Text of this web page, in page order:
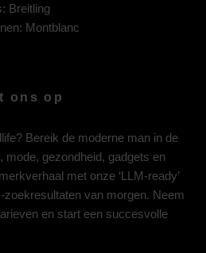
Breitling
Montblanc
ons op
Bereik de moderne man in de
mode, gezondheid, gadgets en
met onze ‘LLM-ready’
zoekresultaten van morgen. Neem
en start een succesvolle